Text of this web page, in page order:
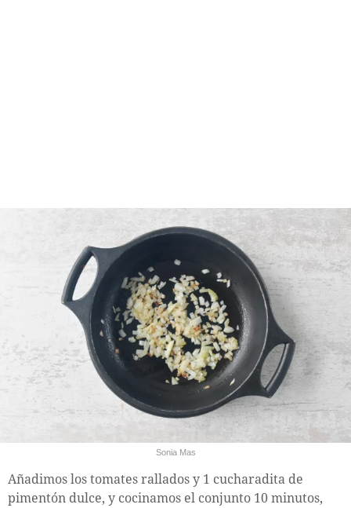
Sonia Mas
Añadimos los tomates rallados y 1 cucharadita de
pimentón dulce, y cocinamos el conjunto 10 minutos,